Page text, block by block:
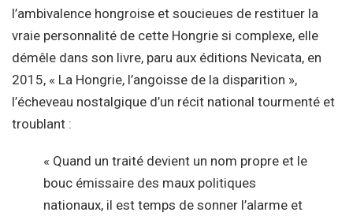
l’ambivalence hongroise et soucieues de restituer la
vraie personnalité de cette Hongrie si complexe, elle
démêle dans son livre, paru aux éditions Nevicata, en
2015, « La Hongrie, l’angoisse de la disparition »,
l’écheveau nostalgique d’un récit national tourmenté et
troublant :
« Quand un traité devient un nom propre et le
bouc émissaire des maux politiques
nationaux, il est temps de sonner l’alarme et